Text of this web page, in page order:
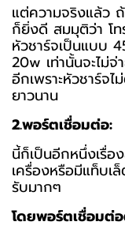
แต่ความจริงแล้ว
ก็ยิ่งดี สมมุติว่า โท
หัวชาร์จเป็นแบบ
20w เท่านั้นจะไม่จ่
อีกเพราะหัวชาร์จ
ยาวนาน
2.พอร์ตเชื่อมต่อ:
นี้ก็เป็นอีกหนึ่งเรื่อ
เครื่องหรือมีแท็บเ
รับมากๆ
โดยพอร์ตเชื่อมต่